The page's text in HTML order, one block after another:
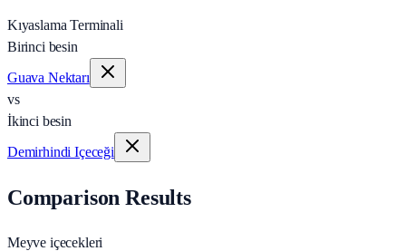
Kıyaslama Terminali
Birinci besin
Guava Nektarı
vs
İkinci besin
Demirhindi Içeceği
Comparison Results
Meyve içecekleri